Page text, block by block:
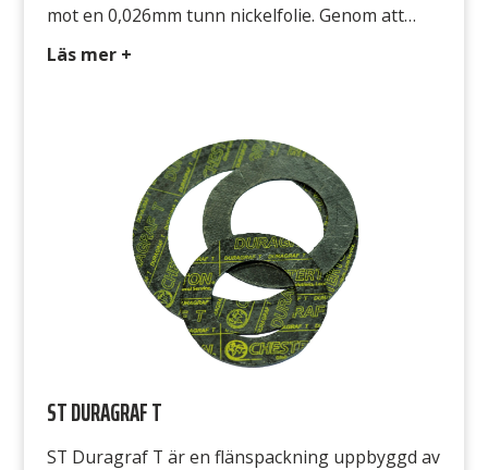
mot en 0,026mm tunn nickelfolie. Genom att
välja en kärna av nickel istället för rostfritt stål
kan stansas och klippas med vanliga verktyg,
minimerar skärskador på händer. Avsedd […]
Läs mer +
ST DURAGRAF T
ST Duragraf T är en flänspackning uppbyggd av